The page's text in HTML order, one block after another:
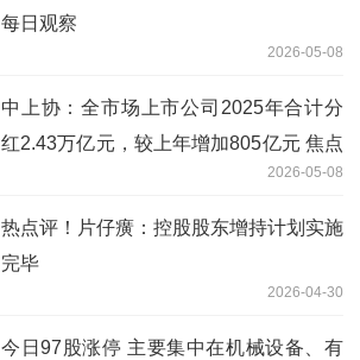
每日观察
2026-05-08
中上协：全市场上市公司2025年合计分
红2.43万亿元，较上年增加805亿元 焦点
2026-05-08
热点评！片仔癀：控股股东增持计划实施
完毕
2026-04-30
今日97股涨停 主要集中在机械设备、有